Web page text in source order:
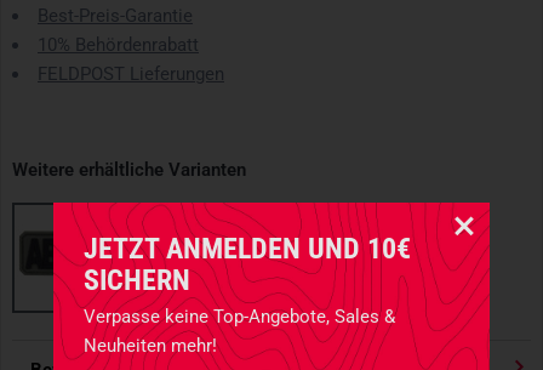
JETZT ANMELDEN UND 10€
SICHERN
Verpasse keine Top-Angebote, Sales &
Neuheiten mehr!
Best-Preis-Garantie
10% Behördenrabatt
FELDPOST Lieferungen
Weitere erhältliche Varianten